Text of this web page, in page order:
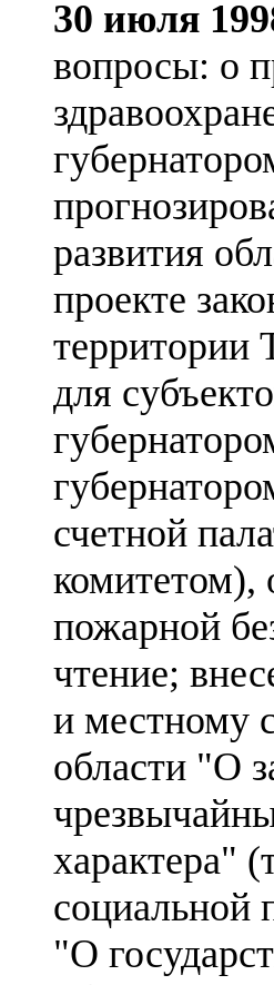
30 июля
вопросы: о
развития
проекте
территории
для
счетной
комитетом),
пожарной
чтение;
и местному
области "О
характера"
социальной
"О